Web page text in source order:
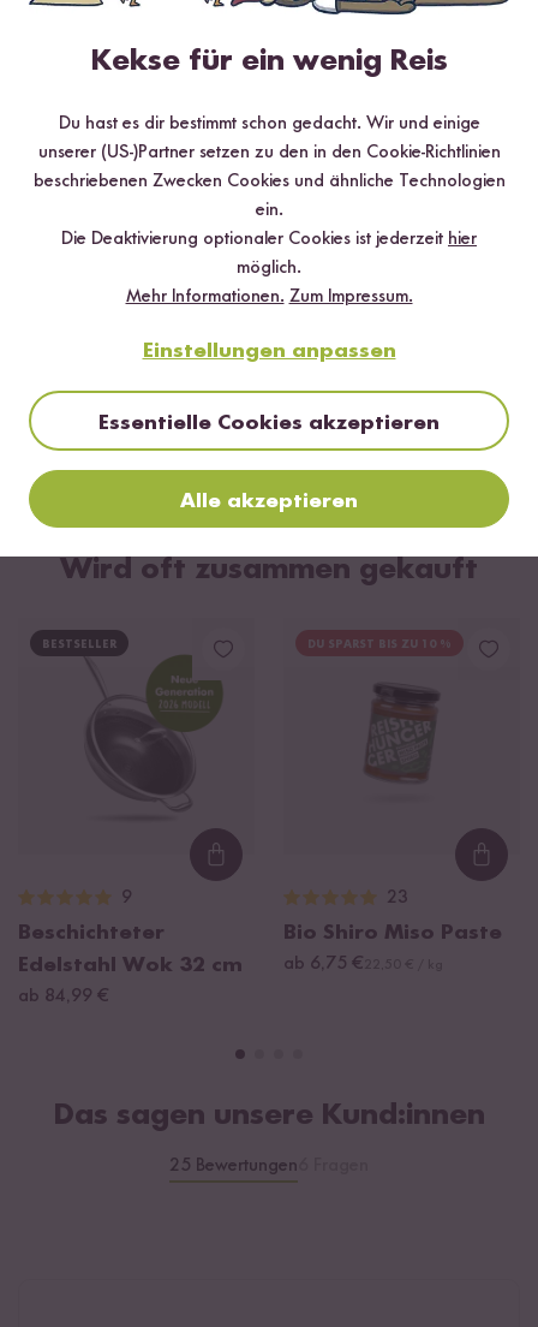
30 min Vegetarisch
Gebratene Nudeln im Wok
Wird oft zusammen gekauft
BESTSELLER
Loading...
9
Beschichteter
Edelstahl Wok 32 cm
ab 84,99 €
DU SPARST BIS ZU 10 %
23
Bio Shiro Miso Paste
ab 6,75 €
Das sagen unsere Kund:innen
25 Bewertungen
Kekse für ein wenig Reis
Du hast es dir bestimmt schon gedacht. Wir und einige
unserer (US-)Partner setzen zu den in den Cookie-Richtlinien
beschriebenen Zwecken Cookies und ähnliche Technologien
ein.
Die Deaktivierung optionaler Cookies ist jederzeit hier
möglich.
Mehr Informationen. Zum Impressum.
Einstellungen anpassen
Essentielle Cookies akzeptieren
Alle akzeptieren